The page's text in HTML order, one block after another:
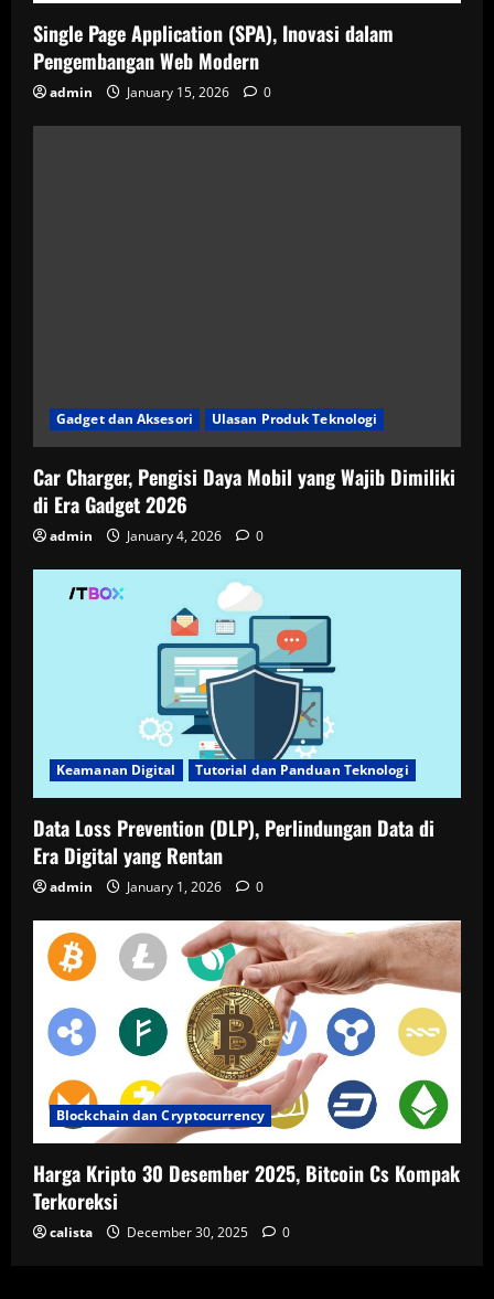
Single Page Application (SPA), Inovasi dalam
Pengembangan Web Modern
admin January 15, 2026 0
Gadget dan Aksesori Ulasan Produk Teknologi
Car Charger, Pengisi Daya Mobil yang Wajib Dimiliki
di Era Gadget 2026
admin January 4, 2026 0
Keamanan Digital Tutorial dan Panduan Teknologi
Data Loss Prevention (DLP), Perlindungan Data di
Era Digital yang Rentan
admin January 1, 2026 0
Blockchain dan Cryptocurrency
Harga Kripto 30 Desember 2025, Bitcoin Cs Kompak
Terkoreksi
calista December 30, 2025 0